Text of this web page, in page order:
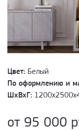
Цвет: Белый
По оформлению и
ШхВхГ:
от 95 000